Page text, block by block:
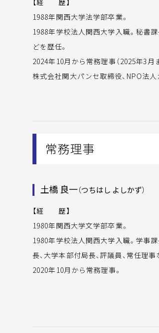
【経 歴】
1988年関西大学法学部卒業。
1988年学校法人関西大学入職。秘書課
どを歴任。
2024年10月から常務理事（2025年3月
株式会社関大パンセ取締役、NPO法人
常務理事
土橋 良一（つちはし よしかず）
【経 歴】
1980年関西大学文学部卒業。
1980年学校法人関西大学入職。学事課
長、大学本部付局長、評議員、常任理事
2020年10月から常務理事。